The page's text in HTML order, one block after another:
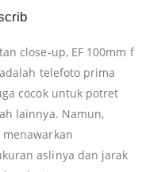
close-up, EF 100mm f
telefoto prima
cocok untuk potret
lainnya. Namun,
aslinya dan jarak